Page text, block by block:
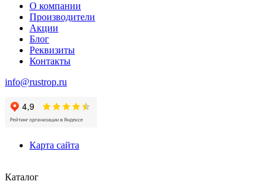
О компании
Производители
Акции
Блог
Реквизиты
Контакты
info@rustrop.ru
Карта сайта
Каталог